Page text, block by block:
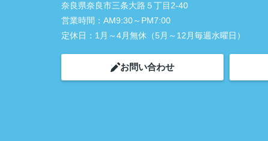
奈良県奈良市三条大路５丁目2-40
営業時間： AM9:30～PM7:00
定休日： 1月～4月無休（5月～12月毎週水曜日）
お問い合わせ